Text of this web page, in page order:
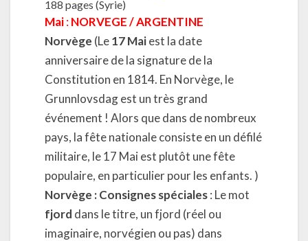
188 pages (Syrie)
Mai:NORVEGE / ARGENTINE
Norvège (Le17 Maiest la date
anniversaire de la signature de la
Constitution en 1814. En Norvège, le
Grunnlovsdag est un très grand
événement ! Alors que dans de nombreux
pays, la fête nationale consiste en un défilé
militaire, le 17 Mai est plutôt une fête
populaire, en particulier pour les enfants. )
Norvège : Consignes spéciales: Le mot
fjord dans le titre, un fjord (réel ou
imaginaire, norvégien ou pas) dans